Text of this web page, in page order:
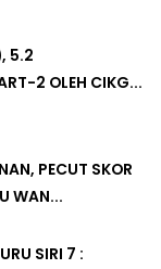
5.2
2 OLEH CIKG...
PECUT SKOR
WAN...
SIRI 7 :